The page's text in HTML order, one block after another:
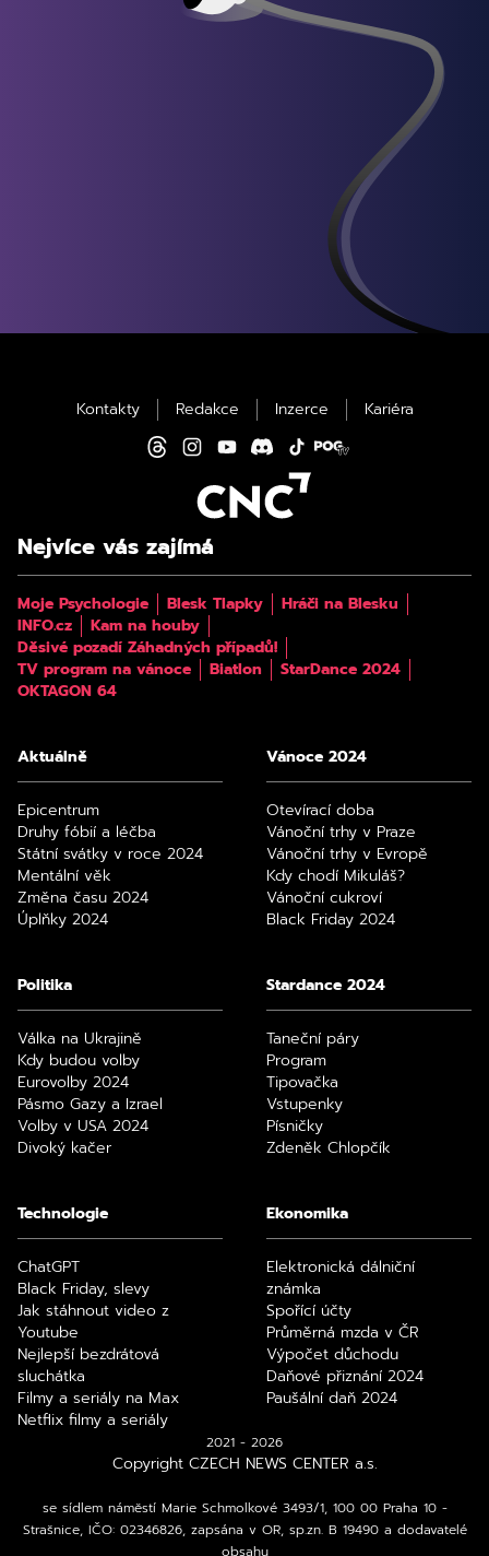
Nejvíce vás zajímá
Moje Psychologie Blesk Tlapky
Hráči na Blesku
INFO.cz
Kam na houby
Děsivé pozadí Záhadných případů!
TV program na vánoce
Biatlon
StarDance 2024
OKTAGON 64
Aktuálně
Epicentrum
Druhy fóbií a léčba
Státní svátky v roce 2024
Mentální věk
Změna času 2024
Úplňky 2024
Vánoce 2024
Otevírací doba
Vánoční trhy v Praze
Vánoční trhy v Evropě
Kdy chodí Mikuláš?
Vánoční cukroví
Black Friday 2024
Politika
Válka na Ukrajině
Kdy budou volby
Eurovolby 2024
Pásmo Gazy a Izrael
Volby v USA 2024
Divoký kačer
Stardance 2024
Taneční páry
Program
Tipovačka
Vstupenky
Písničky
Zdeněk Chlopčík
Technologie
ChatGPT
Black Friday, slevy
Jak stáhnout video z
Youtube
Nejlepší bezdrátová
sluchátka
Filmy a seriály na Max
Netflix filmy a seriály
Ekonomika
Elektronická dálniční
známka
Spořící účty
Průměrná mzda v ČR
Výpočet důchodu
Daňové přiznání 2024
Paušální daň 2024
Kontakty Redakce Inzerce Kariéra
2021 - 2026
Copyright CZECH NEWS CENTER a.s.
se sídlem náměstí Marie Schmolkové 3493/1, 100 00 Praha 10 -
Strašnice, IČO: 02346826, zapsána v OR, sp.zn. B 19490 a dodavatelé
obsahu